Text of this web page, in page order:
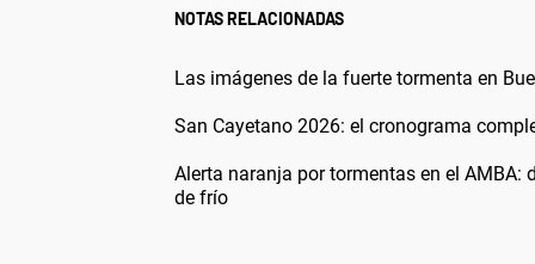
NOTAS RELACIONADAS
Las imágenes de la fuerte tormenta en
San Cayetano 2026: el cronograma
Alerta naranja por tormentas en el
de frío